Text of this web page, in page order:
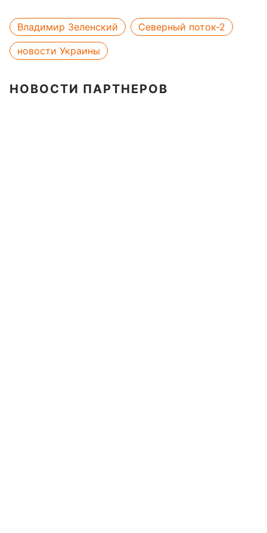
Владимир Зеленский
Северный поток-2
новости Украины
НОВОСТИ ПАРТНЕРОВ